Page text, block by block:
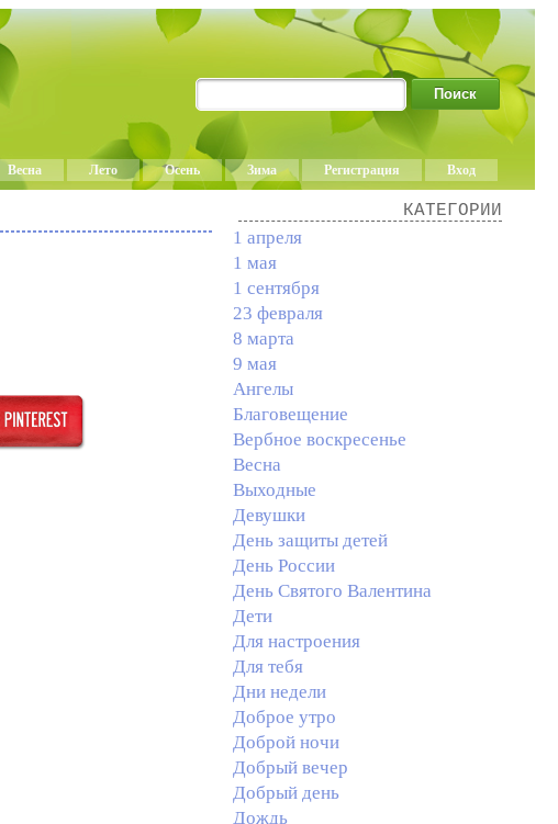
Весна Лето Осень Зима Регистрация Вход
КАТЕГОРИИ
1 апреля
1 мая
1 сентября
23 февраля
8 марта
9 мая
Ангелы
Благовещение
Вербное воскресенье
Весна
Выходные
Девушки
День защиты детей
День России
День Святого Валентина
Дети
Для настроения
Для тебя
Дни недели
Доброе утро
Доброй ночи
Добрый вечер
Добрый день
Дождь